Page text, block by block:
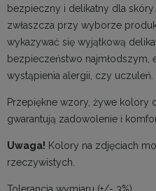
bezpieczny i delikatny dla
zwłaszcza przy wyborze
wykazywać się wyjątkową
bezpieczeństwo najmłodszym,
wystąpienia alergii, czy uczuleń.
Przepiękne wzory, żywe kolory
gwarantują zadowolenie i
Uwaga! Kolory na zdjęciach
rzeczywistych.